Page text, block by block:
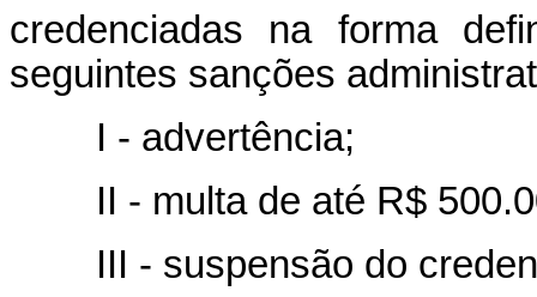
credenciadas na forma
seguintes sanções
I - advertência;
II - multa de até R$
III - suspensão do